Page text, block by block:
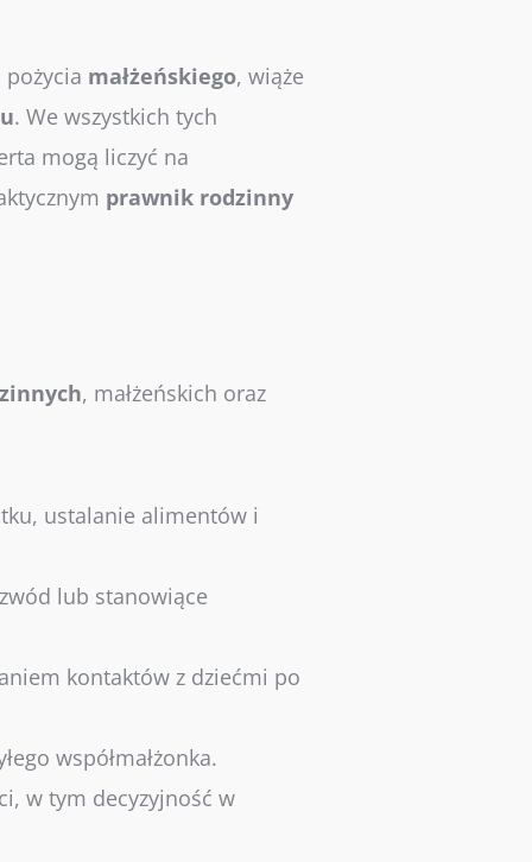
pożycia małżeńskiego, wiąże
. We wszystkich tych
mogą liczyć na
prawnik rodzinny
, małżeńskich oraz
ustalanie alimentów i
lub stanowiące
kontaktów z dziećmi po
współmałżonka.
w tym decyzyjność w